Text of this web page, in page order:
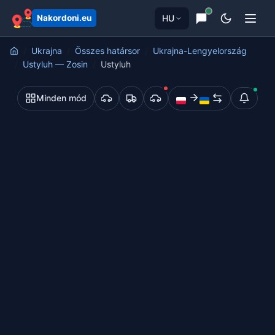
Nakordoni.eu HU
Ukrajna Összes határsor
Ukrajna-Lengyelország
Ustyluh — Zosin
Ustyluh
Minden mód